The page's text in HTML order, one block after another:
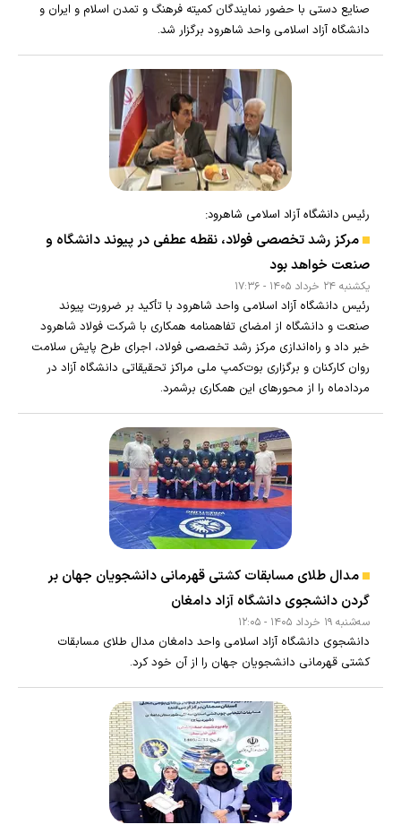
صنایع دستی با حضور نمایندگان کمیته فرهنگ و تمدن اسلام و ایران و
دانشگاه آزاد اسلامی واحد شاهرود برگزار شد.
رئیس دانشگاه آزاد اسلامی شاهرود:
مرکز رشد تخصصی فولاد، نقطه عطفی در پیوند دانشگاه و
صنعت خواهد بود
يکشنبه ۲۴ خرداد ۱۴۰۵ - ۱۷:۳۶
رئیس دانشگاه آزاد اسلامی واحد شاهرود با تأکید بر ضرورت پیوند
صنعت و دانشگاه از امضای تفاهمنامه همکاری با شرکت فولاد شاهرود
خبر داد و راه‌اندازی مرکز رشد تخصصی فولاد، اجرای طرح پایش سلامت
روان کارکنان و برگزاری بوت‌کمپ ملی مراکز تحقیقاتی دانشگاه آزاد در
مردادماه را از محورهای این همکاری برشمرد.
مدال طلای مسابقات کشتی قهرمانی دانشجویان جهان بر
گردن دانشجوی دانشگاه آزاد دامغان
سه‌شنبه ۱۹ خرداد ۱۴۰۵ - ۱۲:۰۵
دانشجوی دانشگاه آزاد اسلامی واحد دامغان مدال طلای مسابقات
کشتی قهرمانی دانشجویان جهان را از آن خود کرد.